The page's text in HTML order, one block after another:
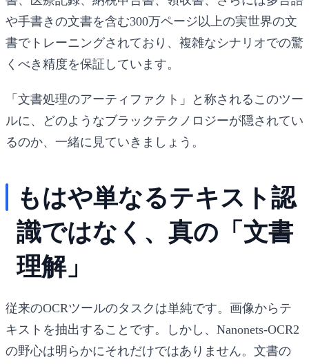
や手書きの文書を含む300万ページ以上の実世界の文
書でトレーニングされており、複雑なシナリオでの驚
くべき精度を保証しています。
「文書処理のアーティファクト」と称されるこのツー
ルに、どのようなブラックテクノロジーが隠されてい
るのか、一緒に見ていきましょう。
もはや単なるテキスト認
識ではなく、真の「文書
理解」
従来のOCRツールのタスクは単純です。画像からテ
キストを抽出することです。しかし、Nanonets-OCR2
の野心は明らかにそれだけではありません。文書の